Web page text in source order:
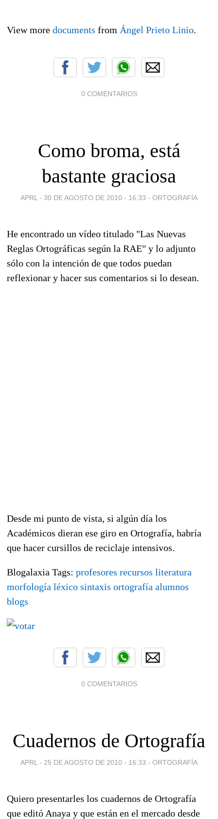
View more documents from Ángel Prieto Linio.
0 COMENTARIOS
Como broma, está
bastante graciosa
APRL - 30 DE AGOSTO DE 2010 - 16:33 - ORTOGRAFÍA
He encontrado un vídeo titulado "Las Nuevas
Reglas Ortográficas según la RAE" y lo adjunto
sólo con la intención de que todos puedan
reflexionar y hacer sus comentarios si lo desean.
Desde mi punto de vista, si algún día los
Académicos dieran ese giro en Ortografía, habría
que hacer cursillos de reciclaje intensivos.
Blogalaxia Tags: profesores recursos literatura
morfología léxico sintaxis ortografía alumnos
blogs
0 COMENTARIOS
Cuadernos de Ortografía
APRL - 25 DE AGOSTO DE 2010 - 16:33 - ORTOGRAFÍA
Quiero presentarles los cuadernos de Ortografía
que editó Anaya y que están en el mercado desde